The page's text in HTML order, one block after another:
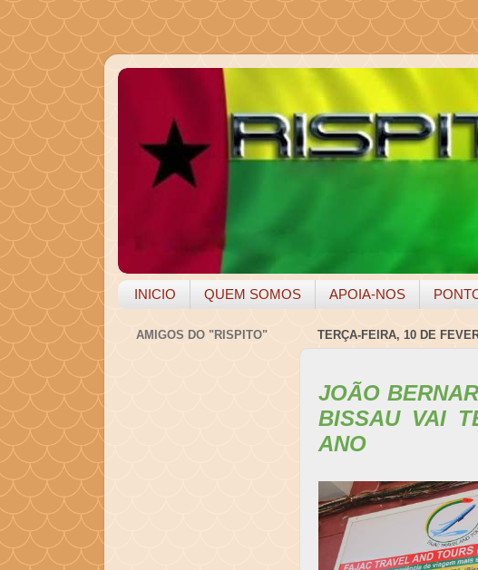
INICIO QUEM SOMOS APOIA-NOS
TERÇA-FEIRA, 10 DE
JOÃO
BISSAU VAI
ANO
AMIGOS DO "RISPITO"